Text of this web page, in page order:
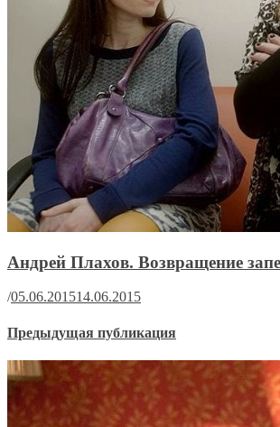
Андрей Плахов. Возвращение
/05.06.201514.06.2015
Предыдущая публикация